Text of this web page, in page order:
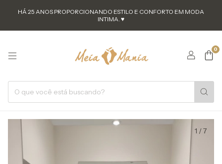
HÁ 25 ANOS PROPORCIONANDO ESTILO E CONFORTO EM MODA
INTIMA. ♥
0
1 /7